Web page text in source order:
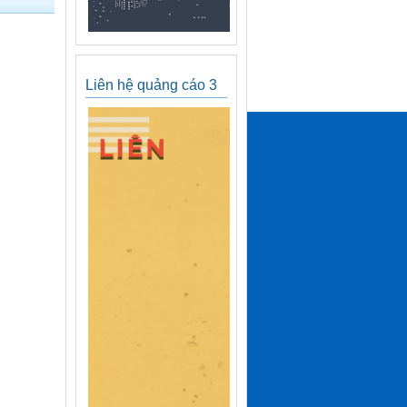
Liên hệ quảng cáo 3